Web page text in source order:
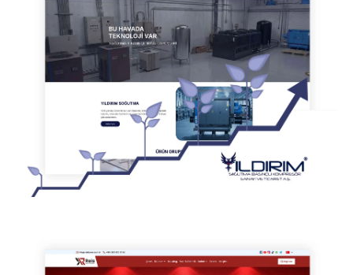
REİS - DİJİTAL REKLAMCILIK